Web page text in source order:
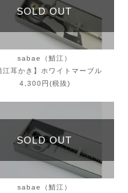
SOLD OUT
sabae（鯖江）
江耳かき】ホワイトマーブル
4,300円(税抜)
SOLD OUT
sabae（鯖江）